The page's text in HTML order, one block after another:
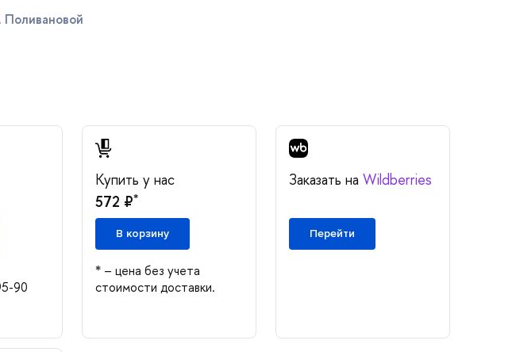
90
Купить у нас
572 ₽*
корзину
* – цена без учета
стоимости доставки.
Заказать на Wildberries
Перейти